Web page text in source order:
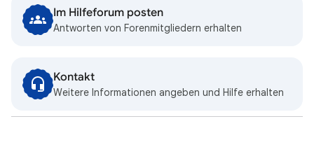
Im Hilfeforum posten
Antworten von Forenmitgliedern erhalten
Kontakt
Weitere Informationen angeben und Hilfe erhalten